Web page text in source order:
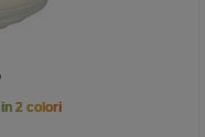
2 colori